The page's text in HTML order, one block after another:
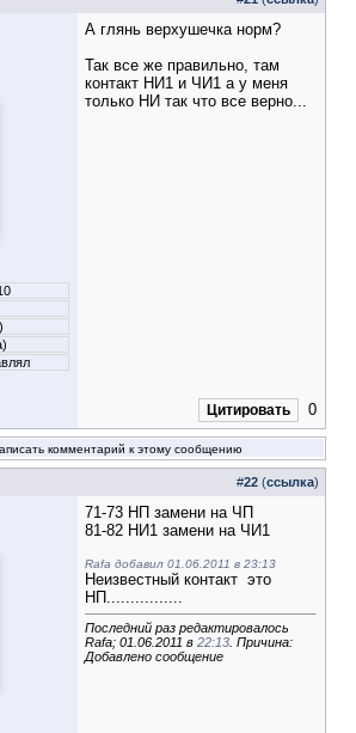
А глянь верхушечка норм?
Так все же правильно, там
контакт НИ1 и ЧИ1 а у меня
только НИ так что все верно...
Цитировать 0
комментарий к этому сообщению
#22 (ссылка)
71-73 НП замени на ЧП
81-82 НИ1 замени на ЧИ1
Rafa добавил 01.06.2011 в 23:13
Неизвестный контакт это
НП................
Последний раз редактировалось
Rafa; 01.06.2011 в 22:13 . Причина:
Добавлено сообщение